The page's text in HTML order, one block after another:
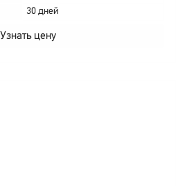
30 дней
Узнать цену